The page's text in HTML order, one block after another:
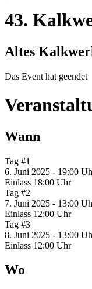
43.
Altes
Das Event hat geendet
Wann
Tag #1
6. Juni 2025 - 19:00
Einlass 18:00 Uhr
Tag #2
7. Juni 2025 - 13:00
Einlass 12:00 Uhr
Tag #3
8. Juni 2025 - 13:00
Einlass 12:00 Uhr
Wo